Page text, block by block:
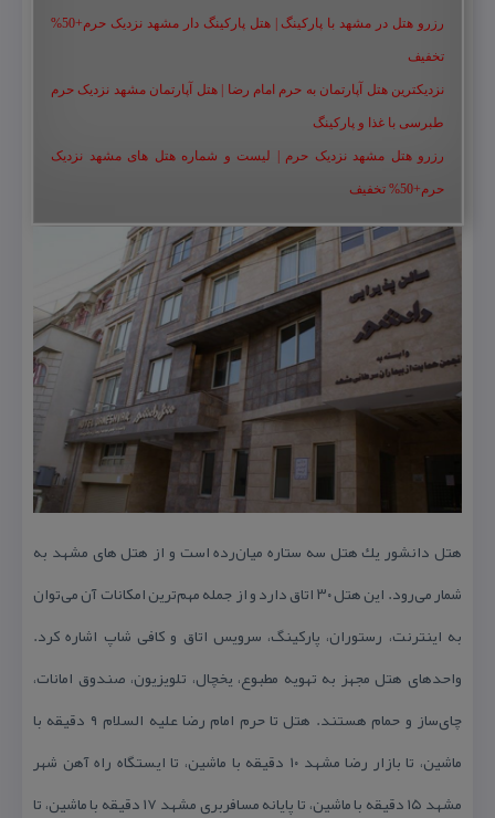
رزرو هتل در مشهد با پارکینگ | هتل پارکینگ دار مشهد نزدیک حرم+50%
تخفیف
نزدیکترین هتل آپارتمان به حرم امام رضا | هتل آپارتمان مشهد نزدیک حرم
طبرسی با غذا و پارکینگ
رزرو هتل مشهد نزدیک حرم | لیست و شماره هتل های مشهد نزدیک
حرم+50% تخفیف
هتل دانشور یك هتل سه ستاره میان‌رده است و از هتل های مشهد به
شمار می‌رود. این هتل ۳۰ اتاق دارد و از جمله مهم‌ترین امكانات آن می‌توان
به اینترنت، رستوران، پاركینگ، سرویس اتاق و كافی شاپ اشاره كرد.
واحدهای هتل مجهز به تهویه مطبوع، یخچال، تلویزیون، صندوق امانات،
چای‌ساز و حمام هستند. هتل تا حرم امام رضا علیه السلام ۹ دقیقه با
ماشین، تا بازار رضا مشهد ۱۰ دقیقه با ماشین، تا ایستگاه راه آهن شهر
مشهد ۱۵ دقیقه با ماشین، تا پایانه مسافربری مشهد ۱۷ دقیقه با ماشین، تا